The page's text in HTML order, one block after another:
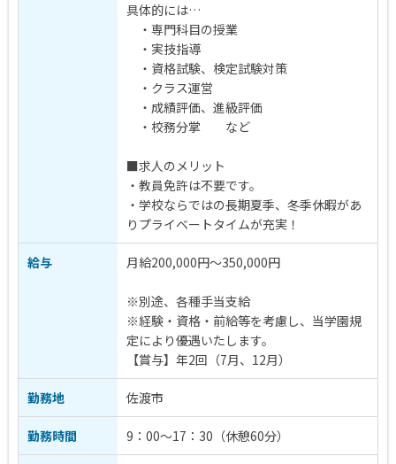
具体的には…
・専門科目の授業
・実技指導
・資格試験、検定試験対策
・クラス運営
・成績評価、進級評価
・校務分掌 など
■求人のメリット
・教員免許は不要です。
・学校ならではの長期夏季、冬季休暇があ
りプライベートタイムが充実！
給与 月給200,000円～350,000円
※別途、各種手当支給
※経験・資格・前給等を考慮し、当学園規
定により優遇いたします。
【賞与】年2回（7月、12月）
勤務地 佐渡市
勤務時間 9：00〜17：30（休憩60分）